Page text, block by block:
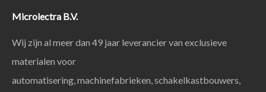
Microlectra B.V.
Wij zijn al meer dan 49 jaar leverancier van exclusieve
materialen voor
automatisering, machinefabrieken, schakelkastbouwers,